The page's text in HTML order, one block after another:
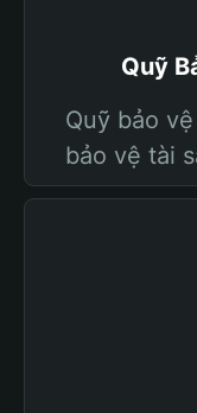
Quỹ
Quỹ bảo
bảo vệ tài